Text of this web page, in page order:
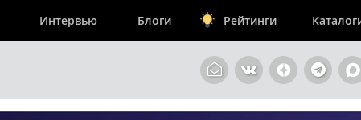
Интервью Блоги Рейтинги